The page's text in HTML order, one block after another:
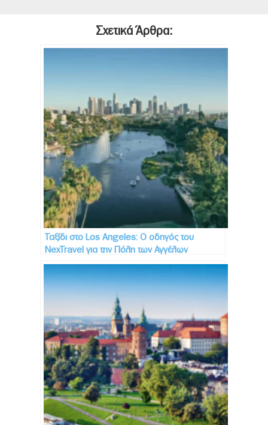
Σχετικά Άρθρα:
Ταξίδι στo Los Angeles: Ο οδηγός του
NexTravel για την Πόλη των Αγγέλων